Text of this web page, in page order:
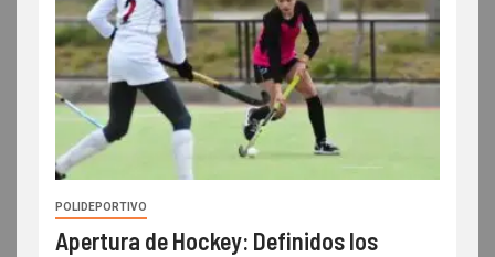
POLIDEPORTIVO
Apertura de Hockey: Definidos los